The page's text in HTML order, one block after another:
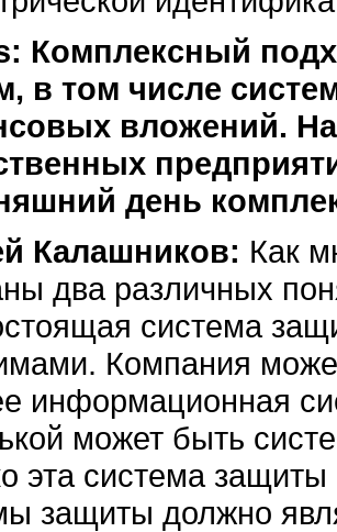
Комплексный
в том числе
вложений. На
день
Калашников: Как
два различных
система
Компания
информационная
может быть
эта система
защиты должно